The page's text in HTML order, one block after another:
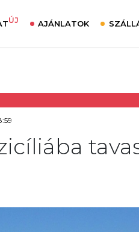
ÚJ AJÁNLATOK